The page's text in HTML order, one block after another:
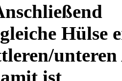
Hülse
ist